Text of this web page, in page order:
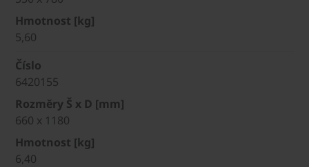
Hmotnost [kg]
5,60
Číslo
6420155
Rozměry Š x D [mm]
660 x 1180
Hmotnost [kg]
6,40